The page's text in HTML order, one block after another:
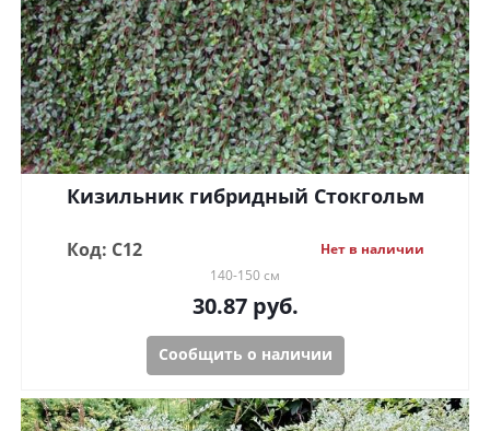
Кизильник гибридный Стокгольм
Код: C12
Нет в наличии
140-150 см
30.87руб.
Сообщить о наличии